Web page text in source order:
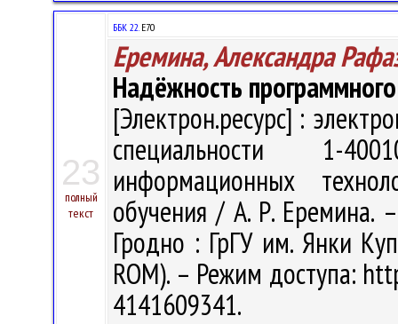
23
полный
текст
ББК 22.Е70
Еремина, Александра
Надёжность
[Электрон.ресурс] :
специальности 1-
информационных
обучения / А. Р. Еремина.
Гродно : ГрГУ им. Янки
ROM). – Режим доступа:
4141609341.